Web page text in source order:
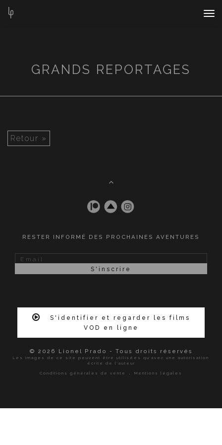
GRANDS REPORTAGES
Retour »
RESTER INFORMÉ DES PROCHAINES AVENTURES
S'identifier et regarder les films
VOD en ligne
© 2026 Lionel Prado - Tous droits réservés
Les images de ce site peuvent être utilisées qu'avec une autorisation
écrite de l'auteur
Conditions générales de vente
. Mentions légales